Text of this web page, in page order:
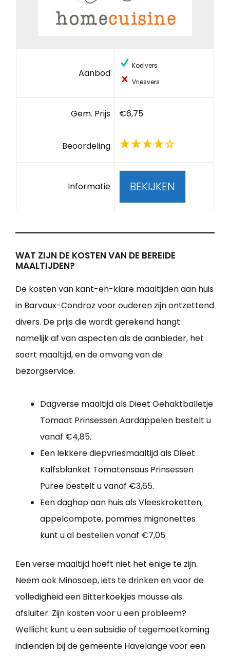
Aanbod
Koelvers
Vriesvers
Gem. Prijs €6,75
Beoordeling
Informatie BEKIJKEN
WAT ZIJN DE KOSTEN VAN DE BEREIDE
MAALTIJDEN?
De kosten van kant-en-klare maaltijden aan huis
in Barvaux-Condroz voor ouderen zijn ontzettend
divers. De prijs die wordt gerekend hangt
namelijk af van aspecten als de aanbieder, het
soort maaltijd, en de omvang van de
bezorgservice.
Dagverse maaltijd als Dieet Gehaktballetje
Tomaat Prinsessen Aardappelen bestelt u
vanaf €4,85.
Een lekkere diepvriesmaaltijd als Dieet
Kalfsblanket Tomatensaus Prinsessen
Puree bestelt u vanaf €3,65.
Een daghap aan huis als Vleeskroketten,
appelcompote, pommes mignonettes
kunt u al bestellen vanaf €7,05.
Een verse maaltijd hoeft niet het enige te zijn.
Neem ook Minosoep, iets te drinken en voor de
volledigheid een Bitterkoekjes mousse als
afsluiter. Zijn kosten voor u een probleem?
Wellicht kunt u een subsidie of tegemoetkoming
indienden bij de gemeente Havelange voor een